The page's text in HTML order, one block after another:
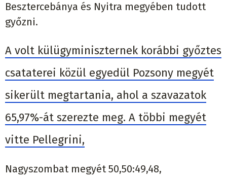
Besztercebánya és Nyitra megyében tudott
győzni.
A volt külügyminiszternek korábbi győztes
csataterei közül egyedül Pozsony megyét
sikerült megtartania, ahol a szavazatok
65,97%-át szerezte meg. A többi megyét
vitte Pellegrini,
Nagyszombat megyét 50,50:49,48,